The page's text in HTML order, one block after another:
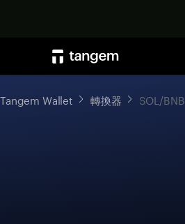
Tangem Wallet 轉換器 SOL/BNB